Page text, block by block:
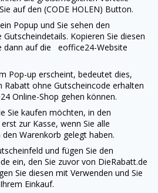
auf den (CODE HOLEN) Button.
Popup und Sie sehen den
Kopieren Sie diesen
dann auf die eoffice24-Website
Pop-up erscheint, bedeutet dies,
Rabatt ohne Gutscheincode erhalten
Online-Shop gehen können.
Sie kaufen möchten, in den
zur Kasse, wenn Sie alle
Warenkorb gelegt haben.
und fügen Sie den
ein, den Sie zuvor von DieRabatt.de
Sie diesen mit Verwenden und Sie
Einkauf.